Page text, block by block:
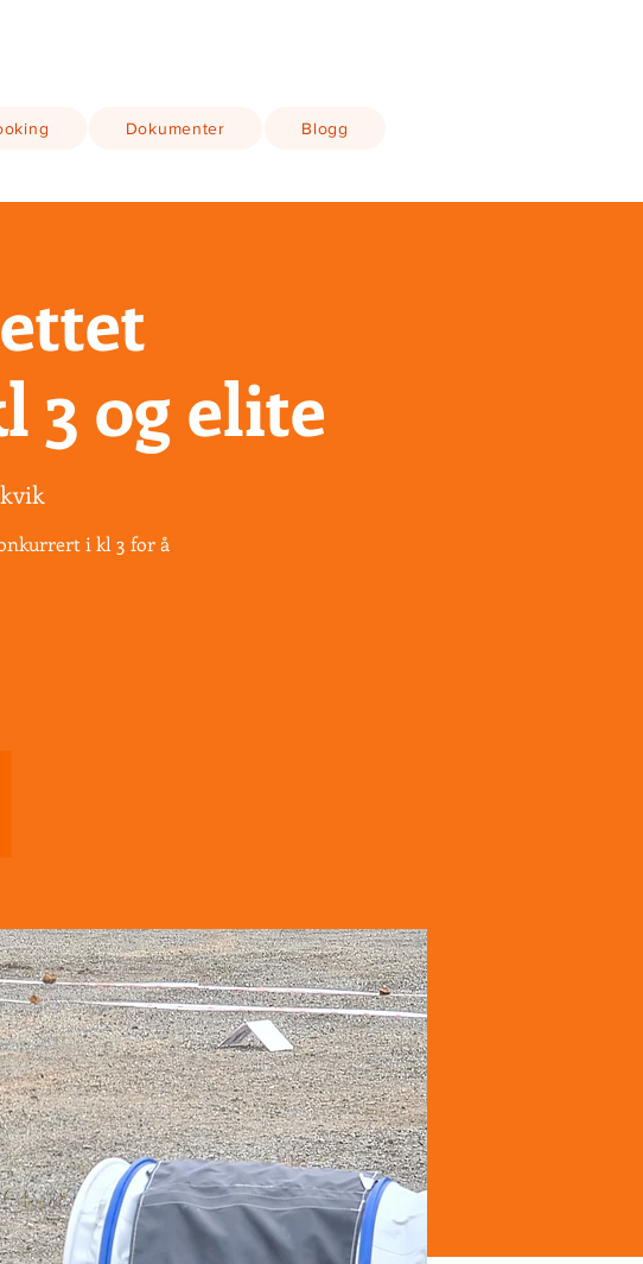
Dokumenter Blogg
3 og elite
i kl 3 for å